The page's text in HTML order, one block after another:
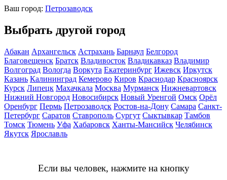
Ваш город: Петрозаводск
Выбрать другой город
Абакан Архангельск Астрахань Барнаул Белгород
Благовещенск Братск Владивосток Владикавказ Владимир
Волгоград Вологда Воркута Екатеринбург Ижевск Иркутск
Казань Калининград Кемерово Киров Краснодар Красноярск
Курск Липецк Махачкала Москва Мурманск Нижневартовск
Нижний Новгород Новосибирск Новый Уренгой Омск Орёл
Оренбург Пермь Петрозаводск Ростов-на-Дону Самара Санкт-
Петербург Саратов Ставрополь Сургут Сыктывкар Тамбов
Томск Тюмень Уфа Хабаровск Ханты-Мансийск Челябинск
Якутск Ярославль
Если вы человек, нажмите на кнопку